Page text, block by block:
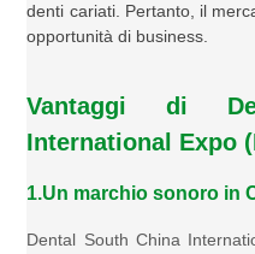
denti cariati. Pertanto, il
opportunità di business.
Vantaggi di
International Expo
1.Un marchio sonoro in
Dental South China